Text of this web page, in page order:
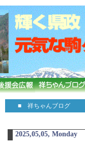
■ 祥ちゃんブログ
2025,05,05, Monday